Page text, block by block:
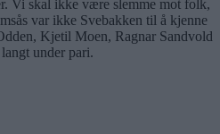
Vi skal ikke være slemme mot folk,
var ikke Svebakken til å kjenne
Kjetil Moen, Ragnar Sandvold
under pari.